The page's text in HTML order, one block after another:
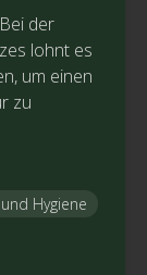
der
lohnt es
um einen
zu
Hygiene